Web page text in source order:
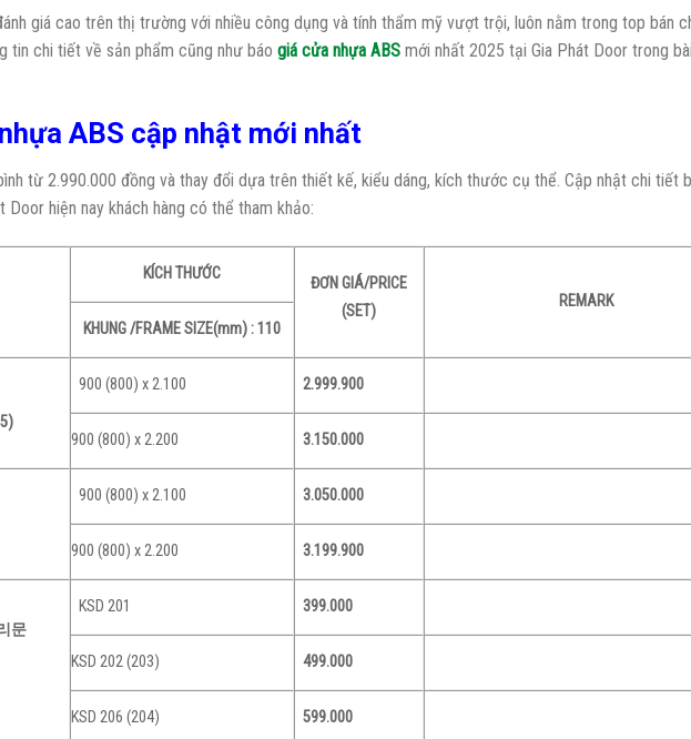
giá cao trên thị trường với nhiều công dụng và tính thẩm mỹ vượt trội, luôn nằm trong top bán
tin chi tiết về sản phẩm cũng như báo giá cửa nhựa ABS mới nhất 2025 tại Gia Phát Door trong
ABS cập nhật mới nhất
từ 2.990.000 đồng và thay đổi dựa trên thiết kế, kiểu dáng, kích thước cụ thể. Cập nhật chi tiết
hiện nay khách hàng có thể tham khảo:
KÍCH THƯỚC
ĐƠN GIÁ/PRICE
(SET)
REMARK
KHUNG /FRAME SIZE(mm) : 110
900 (800) x 2.100 2.999.900
900 (800) x 2.200 3.150.000
900 (800) x 2.100 3.050.000
900 (800) x 2.200 3.199.900
문
KSD 201 399.000
KSD 202 (203) 499.000
KSD 206 (204) 599.000